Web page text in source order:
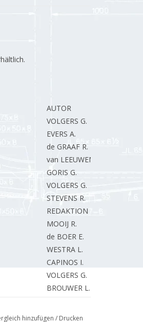
AUTOR
VOLGERS G.
EVERS A.
de GRAAF R.
van LEEUWEN R.
GORIS G.
VOLGERS G.
STEVENS R.
REDAKTION
MOOIJ R.
de BOER E.
WESTRA L.
CAPINOS I.
VOLGERS G.
BROUWER L.
WESTERHUIS P.
hinzufügen / Drucken